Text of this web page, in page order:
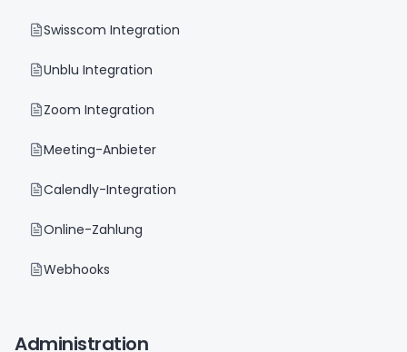
Swisscom Integration
Unblu Integration
Zoom Integration
Meeting-Anbieter
Calendly-Integration
Online-Zahlung
Webhooks
Administration